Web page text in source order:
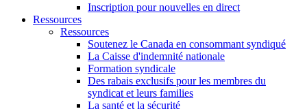
Inscription pour nouvelles en direct
Ressources
Ressources
Soutenez le Canada en consommant syndiqué
La Caisse d'indemnité nationale
Formation syndicale
Des rabais exclusifs pour les membres du
syndicat et leurs families
La santé et la sécurité